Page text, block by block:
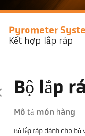
Pyrometer
Kết hợp lắp ráp
Bộ lắp
Mô tả món hàng
Bộ lắp ráp dành cho bộ